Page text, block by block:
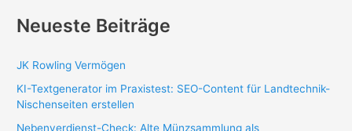
Neueste Beiträge
JK Rowling Vermögen
KI-Textgenerator im Praxistest: SEO-Content für Landtechnik-
Nischenseiten erstellen
Nebenverdienst-Check: Alte Münzsammlung als